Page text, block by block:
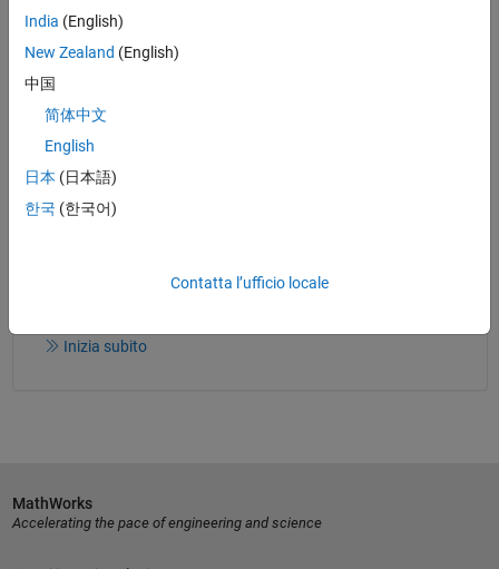
Leggi l'ebook
Introduzione al controllo motori brushless CC
Leggi l'ebook
Inizia subito
India (English)
New Zealand (English)
中国
简体中文
English
日本 (日本語)
한국 (한국어)
Contatta l’ufficio locale
MathWorks
Accelerating the pace of engineering and science